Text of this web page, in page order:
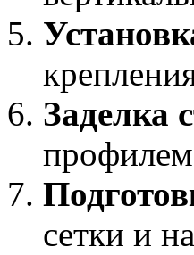
Заделка
сетки и